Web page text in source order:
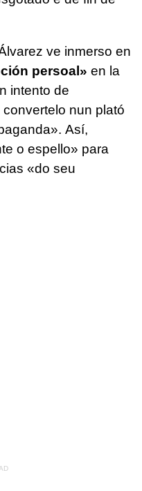
ve inmerso en
persoal» en la
intento de
nun plató
Así,
o espello» para
«do seu